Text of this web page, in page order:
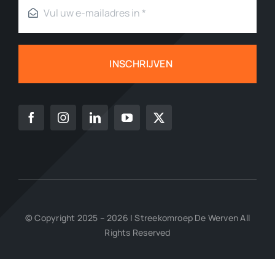
INSCHRIJVEN
© Copyright 2025 – 2026 | Streekomroep De Werven All
Rights Reserved